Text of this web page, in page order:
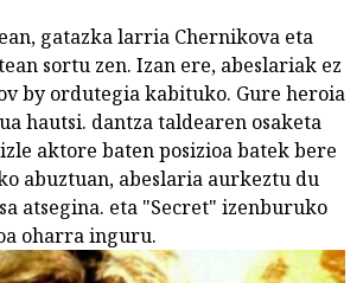
gatazka larria Chernikova eta
sortu zen. Izan ere, abeslariak ez
by ordutegia kabituko. Gure heroia
hautsi. dantza taldearen osaketa
aktore baten posizioa batek bere
abuztuan, abeslaria aurkeztu du
atsegina. eta "Secret" izenburuko
oharra inguru.